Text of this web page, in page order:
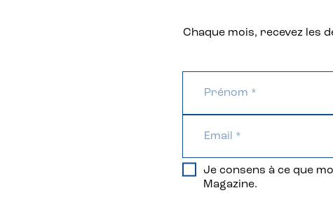
Chaque mois, recevez les
Je consens à ce que
Magazine.